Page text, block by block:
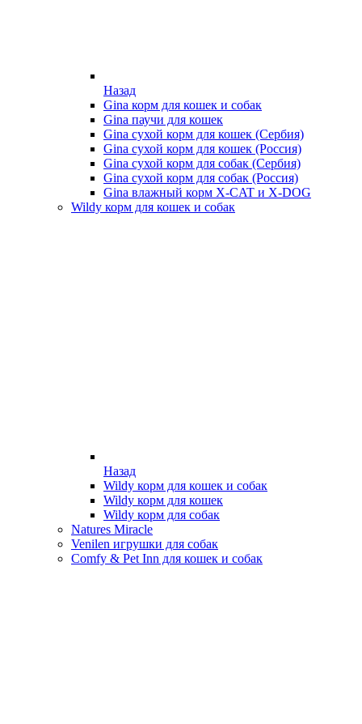
Назад
Gina корм для кошек и собак
Gina паучи для кошек
Gina сухой корм для кошек (Сербия)
Gina сухой корм для кошек (Россия)
Gina сухой корм для собак (Сербия)
Gina сухой корм для собак (Россия)
Gina влажный корм X-CAT и X-DOG
Wildy корм для кошек и собак
Назад
Wildy корм для кошек и собак
Wildy корм для кошек
Wildy корм для собак
Natures Miracle
Venilen игрушки для собак
Comfy & Pet Inn для кошек и собак